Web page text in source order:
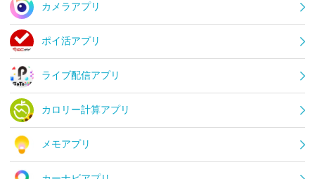
カメラアプリ
ポイ活アプリ
ライブ配信アプリ
カロリー計算アプリ
メモアプリ